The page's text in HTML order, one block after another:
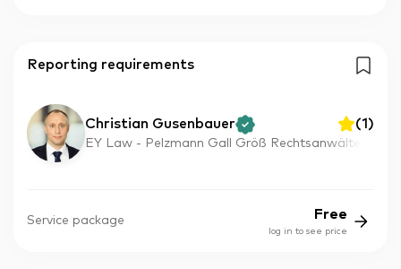
Reporting requirements
Christian Gusenbauer (1)
EY Law - Pelzmann Gall Größ Rechtsanwälte
Service package Free
log in to see price